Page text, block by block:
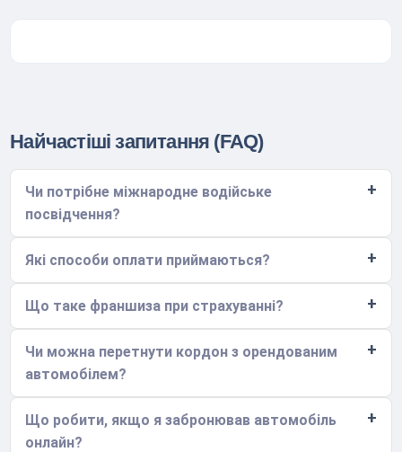
Найчастіші запитання (FAQ)
Чи потрібне міжнародне водійське
посвідчення?
Які способи оплати приймаються?
Що таке франшиза при страхуванні?
Чи можна перетнути кордон з орендованим
автомобілем?
Що робити, якщо я забронював автомобіль
онлайн?